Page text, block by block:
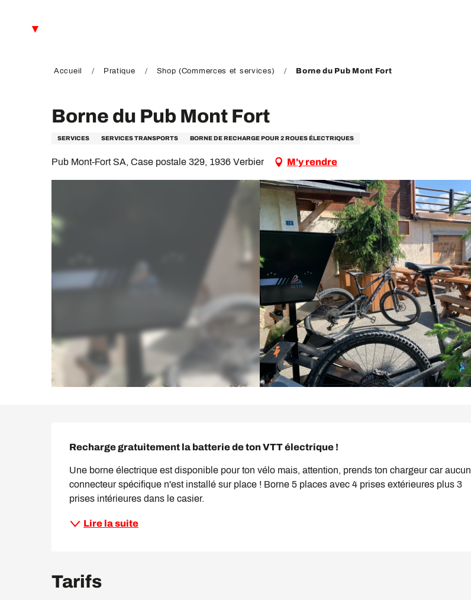
Accueil Pratique Shop (Commerces et services) Borne du Pub Mont Fort
Borne du Pub Mont Fort
SERVICES SERVICES TRANSPORTS BORNE DE RECHARGE POUR 2 ROUES ÉLECTRIQUES
Pub Mont-Fort SA, Case postale 329, 1936 Verbier M'y rendre
Recharge gratuitement la batterie de ton VTT électrique !
Une borne électrique est disponible pour ton vélo mais, attention, prends ton chargeur car aucun
connecteur spécifique n'est installé sur place ! Borne 5 places avec 4 prises extérieures plus 3
prises intérieures dans le casier.
Lire la suite
Tarifs